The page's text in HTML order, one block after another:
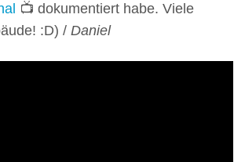
📺 dokumentiert habe. Viele
:D) / Daniel